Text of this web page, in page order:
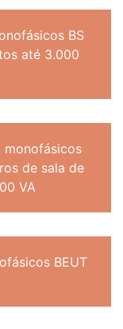
BS
até 3.000
monofásicos
de sala de
VA
BEUT